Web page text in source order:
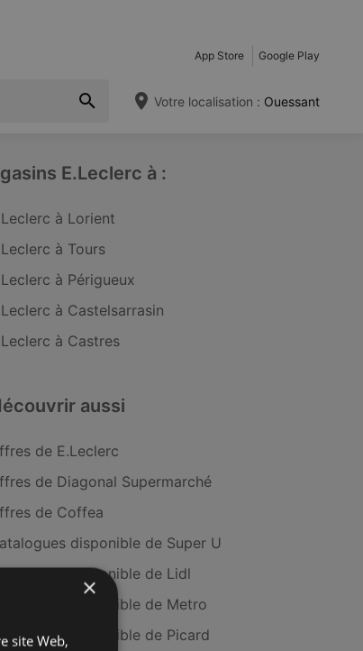
App Store Google Play
Votre localisation : Ouessant
E.Leclerc à :
à Lorient
à Tours
à Périgueux
à Castelsarrasin
à Castres
aussi
de E.Leclerc
de Diagonal Supermarché
de Coffea
disponible de Super U
disponible de Lidl
disponible de Metro
disponible de Picard
×
site Web,